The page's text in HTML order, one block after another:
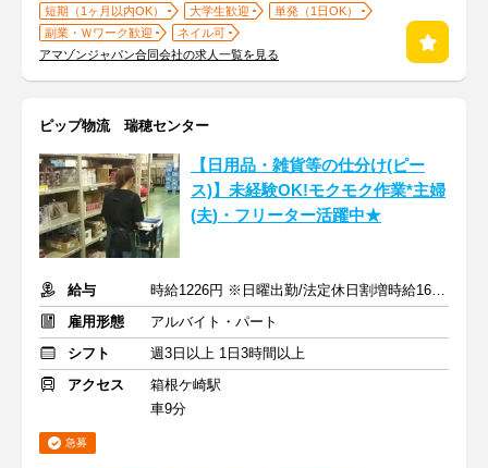
短期（1ヶ月以内OK） 大学生歓迎
単発（1日OK）
副業・Ｗワーク歓迎
ネイル可
アマゾンジャパン合同会社の求人一覧を見る
ピップ物流 瑞穂センター
【日用品・雑貨等の仕分け(ピー
ス)】未経験OK!モクモク作業*主婦
(夫)・フリーター活躍中★
給与
時給1226円 ※日曜出勤/法定休日割増時給1655円＋交通費全額支給
雇用形態
アルバイト・パート
シフト
週3日以上 1日3時間以上
アクセス
箱根ケ崎駅
車9分
急募